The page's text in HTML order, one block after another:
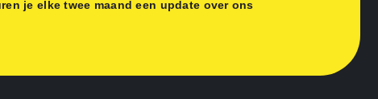
je elke twee maand een update over ons